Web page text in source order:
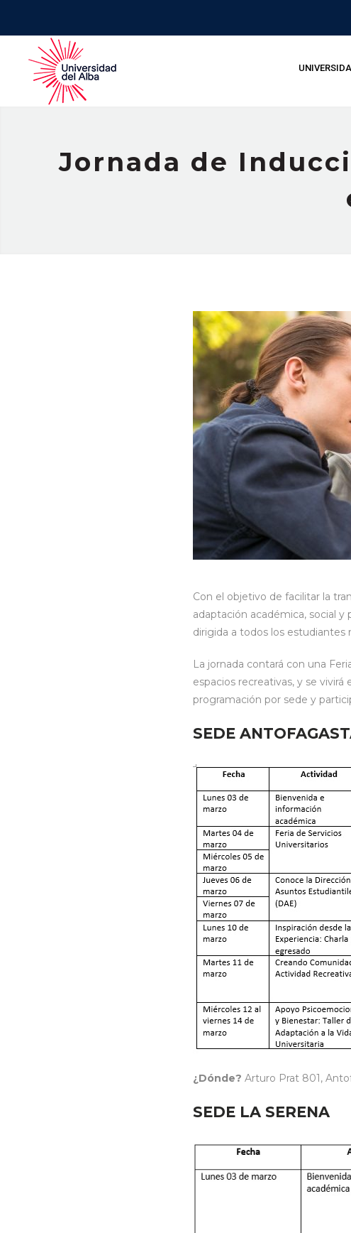
Jornada de
Con el objetivo de facilitar la
adaptación académica, social y
dirigida a todos los estudiantes
La jornada contará con una
espacios recreativas, y se
programación por sede y
SEDE
¿Dónde? Arturo Prat 801,
SEDE LA SERENA